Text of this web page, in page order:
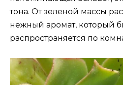
тона. От зеленой массы
нежный аромат, который
распространяется по